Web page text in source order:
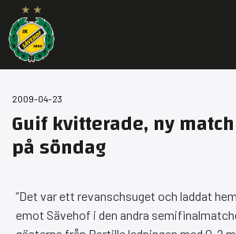
2009-04-23
Guif kvitterade, ny match
på söndag
”Det var ett revanschsuget och laddat
emot Sävehof i den andra